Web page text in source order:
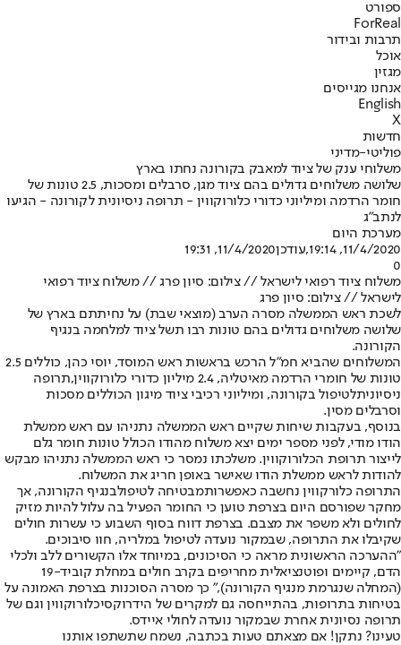
ספורט
ForReal
תרבות ובידור
אוכל
מגזין
אנחנו מגייסים
English
X
חדשות
פוליטי-מדיני
משלוחי ענק של ציוד למאבק בקורונה נחתו בארץ
שלושה משלוחים גדולים בהם ציוד מגן, סרבלים ומסכות, 2.5 טונות של
חומר הרדמה ומיליוני כדורי כלורוקווין - תרופה ניסיונית לקורונה - הגיעו
לנתב"ג
מערכת היום
11/4/2020, 19:14
,עודכן11/4/2020, 19:31
0
משלוח ציוד רפואי לישראל // צילום: סיון פרג // משלוח ציוד רפואי
לישראל // צילום: סיון פרג
לשכת ראש הממשלה מסרה הערב (מוצאי שבת) על נחיתתם בארץ של
שלושה משלוחים גדולים בהם טונות רבו תשל ציוד למלחמה בנגיף
הקורונה.
המשלוחים שהביא חמ"ל הרכש בראשות ראש המוסד, יוסי כהן, כוללים 2.5
טונות של חומרי הרדמה מאיטליה, 2.4 מיליון כדורי כלורוקווין,
תרופה
ניסיוניתלטיפול בקורונה, ומיליוני רכיבי ציוד מיגון הכוללים מסכות
וסרבלים מסין.
בנוסף, בעקבות שיחות שקיים ראש הממשלה נתניהו עם ראש ממשלת
הודו מודי, לפני מספר ימים יצא משלוח מהודו הכולל טונות חומר גלם
לייצור תרופת הכלורוקווין. משלכתו נמסר כי ראש הממשלה נתניהו מבקש
להודות לראש ממשלת הודו שאישר באופן חריג את המשלוח.
התרופה כלורקווין נחשבה כאפשרותמבטיחה לטיפולבנגיף הקורונה, אך
מחקר שפורסם היום בצרפת טוען כי החומר הפעיל בה עלול להיות מזיק
לחולים ולא משפר את מצבם. בצרפת דווח בסוף השבוע כי עשרות חולים
שקיבלו את התרופה, שבמקור נועדה לטיפול במלריה, חוו סיבוכים.
"ההערכה הראשונית מראה כי הסיכונים, במיוחד אלו הקשורים ללב ולכלי
הדם, קיימים ופוטנציאלית מחריפים בקרב חולים במחלת קוביד-19
(המחלה שנגרמת מנגיף הקורונה)," כך מסרה הסוכנות בצרפת האמונה על
בטיחות בתרופות, בהתייחסה גם למקרים של הידרוקסיכלורוקווין וגם של
תרופה נסיונית אחרת שבמקור נועדה לחולי איידס.
טעינו? נתקן! אם מצאתם טעות בכתבה, נשמח שתשתפו אותנו